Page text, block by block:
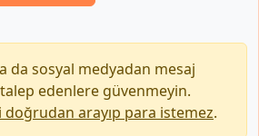
da sosyal medyadan mesaj
edenlere güvenmeyin.
arayıp para istemez.